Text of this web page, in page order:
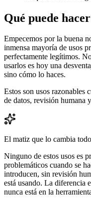
Qué puede
Empecemos por la buena
inmensa mayoría de usos
perfectamente legítimos.
usarlos es hoy una
sino cómo lo haces.
Estos son usos razonables
de datos, revisión humana
El matiz que lo cambia todo
Ninguno de estos usos es
problemáticos cuando se
introducen, sin revisión
está usando. La diferencia
nunca está en la